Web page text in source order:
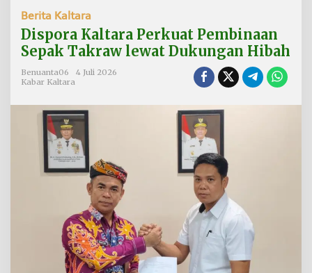
p
o
r
l
a
t
P
e
Berita Kaltara
Dispora Kaltara Perkuat Pembinaan
Sepak Takraw lewat Dukungan Hibah
Benuanta06
4 Juli 2026
Kabar Kaltara